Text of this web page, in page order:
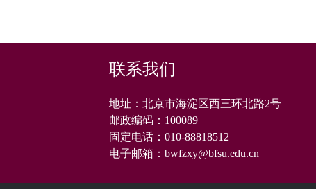
联系我们
地址：北京市海淀区西三环北路2号
邮政编码： 100089
固定电话： 010-88818512
电子邮箱： bwfzxy@bfsu.edu.cn